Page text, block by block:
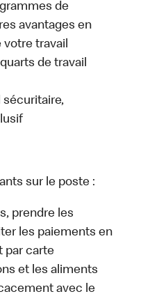
de
avantages en
votre travail
de travail
sécuritaire,
sur le poste :
prendre les
les paiements en
par carte
et les aliments
avec le